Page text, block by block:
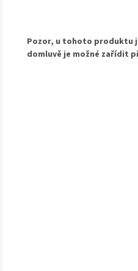
Pozor, u tohoto produktu
domluvě je možné zařídit